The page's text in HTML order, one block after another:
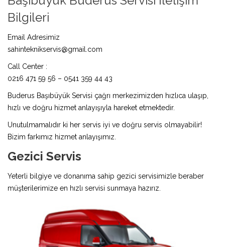
Bilgileri
Email Adresimiz
sahinteknikservis@gmail.com
Call Center :
0216 471 59 56 – 0541 359 44 43
Buderus Başıbüyük Servisi çağrı merkezimizden hızlıca ulaşıp,
hızlı ve doğru hizmet anlayışıyla hareket etmektedir.
Unutulmamalıdır ki her servis iyi ve doğru servis olmayabilir!
Bizim farkımız hizmet anlayışımız.
Gezici Servis
Yeterli bilgiye ve donanıma sahip gezici servisimizle beraber
müşterilerimize en hızlı servisi sunmaya hazırız.